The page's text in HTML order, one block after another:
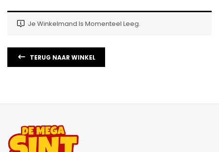
Je Winkelmand Is Momenteel Leeg.
TERUG NAAR WINKEL